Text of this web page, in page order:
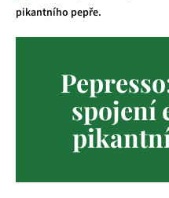
pikantního pepře.
spojení